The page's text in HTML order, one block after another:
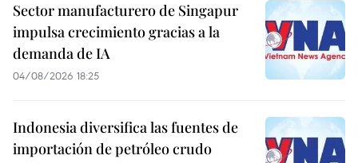
Sector manufacturero de Singapur
impulsa crecimiento gracias a la
demanda de IA
04/08/2026 18:25
Indonesia diversifica las fuentes de
importación de petróleo crudo